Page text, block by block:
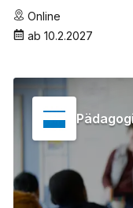
Online
ab 10.2.2027